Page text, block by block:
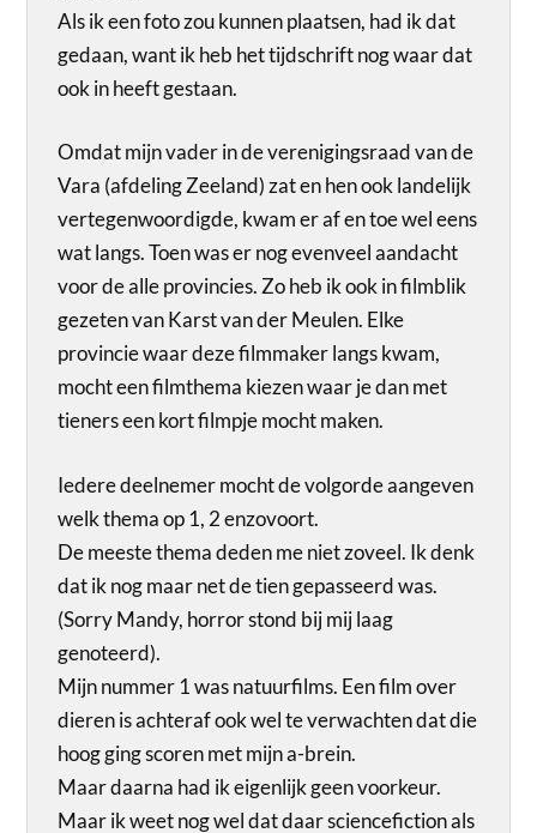
Als ik een foto zou kunnen plaatsen, had ik dat
gedaan, want ik heb het tijdschrift nog waar dat
ook in heeft gestaan.
Omdat mijn vader in de verenigingsraad van de
Vara (afdeling Zeeland) zat en hen ook landelijk
vertegenwoordigde, kwam er af en toe wel eens
wat langs. Toen was er nog evenveel aandacht
voor de alle provincies. Zo heb ik ook in filmblik
gezeten van Karst van der Meulen. Elke
provincie waar deze filmmaker langs kwam,
mocht een filmthema kiezen waar je dan met
tieners een kort filmpje mocht maken.
Iedere deelnemer mocht de volgorde aangeven
welk thema op 1, 2 enzovoort.
De meeste thema deden me niet zoveel. Ik denk
dat ik nog maar net de tien gepasseerd was.
(Sorry Mandy, horror stond bij mij laag
genoteerd).
Mijn nummer 1 was natuurfilms. Een film over
dieren is achteraf ook wel te verwachten dat die
hoog ging scoren met mijn a-brein.
Maar daarna had ik eigenlijk geen voorkeur.
Maar ik weet nog wel dat daar sciencefiction als